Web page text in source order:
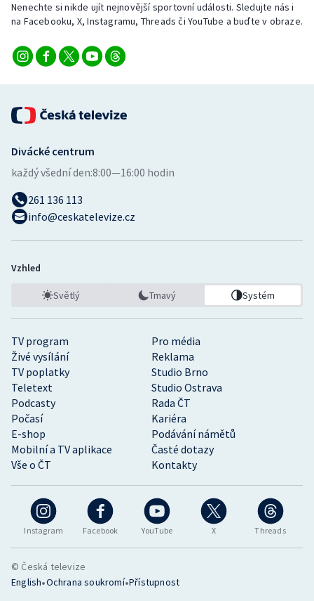
Nenechte si nikde ujít nejnovější sportovní události. Sledujte nás i
na Facebooku, X, Instagramu, Threads či YouTube a buďte v obraze.
Instagram Facebook YouTube X Threads
TV program
Pro média
Živé vysílání
Reklama
TV poplatky
Studio Brno
Teletext
Studio Ostrava
Podcasty
Rada ČT
Počasí
Kariéra
E-shop
Podávání námětů
Mobilní a TV aplikace
Časté dotazy
Vše o ČT
Kontakty
Divácké centrum
každý všední den:8:00—16:00 hodin
261 136 113
info@ceskatelevize.cz
Vzhled
Světlý Tmavý Systém
© Česká televize
English•Ochrana soukromí•Přístupnost